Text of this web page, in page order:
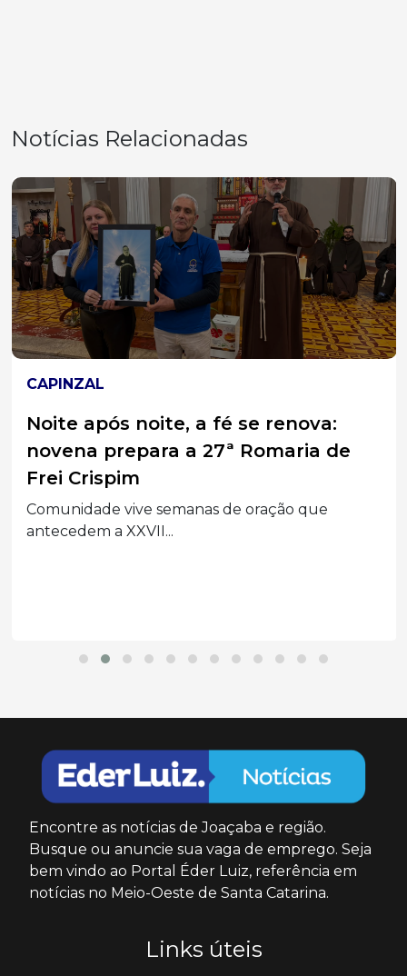
Notícias Relacionadas
CAPINZAL
Noite após noite, a fé se renova:
novena prepara a 27ª Romaria de
Frei Crispim
Comunidade vive semanas de oração que
antecedem a XXVII...
Encontre as notícias de Joaçaba e região.
Busque ou anuncie sua vaga de emprego. Seja
bem vindo ao Portal Éder Luiz, referência em
notícias no Meio-Oeste de Santa Catarina.
Links úteis